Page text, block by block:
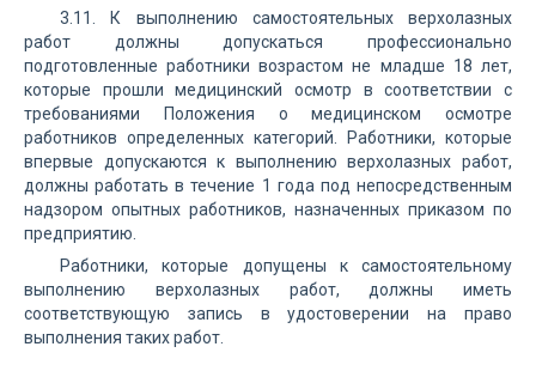
3.11. К выполнению самостоятельных верхолазных
работ должны допускаться профессионально
подготовленные работники возрастом не младше 18 лет,
которые прошли медицинский осмотр в соответствии с
требованиями Положения о медицинском осмотре
работников определенных категорий. Работники, которые
впервые допускаются к выполнению верхолазных работ,
должны работать в течение 1 года под непосредственным
надзором опытных работников, назначенных приказом по
предприятию.
Работники, которые допущены к самостоятельному
выполнению верхолазных работ, должны иметь
соответствующую запись в удостоверении на право
выполнения таких работ.